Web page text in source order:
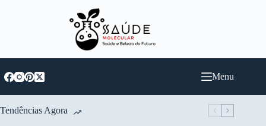
Menu
Tendências Agora